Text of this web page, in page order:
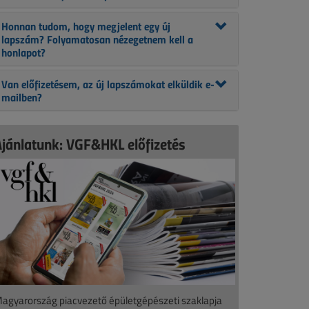
Honnan tudom, hogy megjelent egy új
lapszám? Folyamatosan nézegetnem kell a
honlapot?
Van előfizetésem, az új lapszámokat elküldik e-
mailben?
VGF&HKL előfizetés
piacvezető épületgépészeti szaklapja